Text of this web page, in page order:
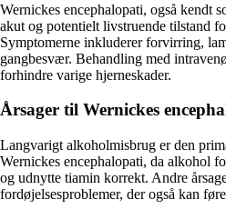
Wernickes encephalopati, også kendt
akut og potentielt livstruende tilstand
Symptomerne inkluderer forvirring,
gangbesvær. Behandling med
forhindre varige hjerneskader.
Årsager til Wernickes
Langvarigt alkoholmisbrug er den
Wernickes encephalopati, da alkohol
og udnytte tiamin korrekt. Andre
fordøjelsesproblemer, der også kan